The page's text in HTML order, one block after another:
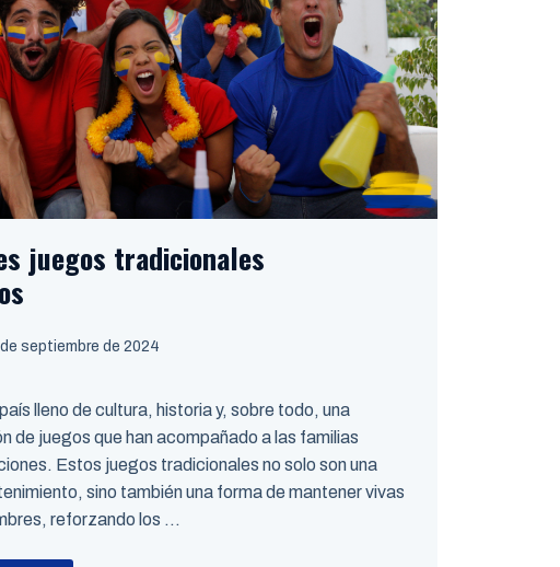
juegos tradicionales
septiembre de 2024
lleno de cultura, historia y, sobre todo, una
de juegos que han acompañado a las familias
Estos juegos tradicionales no solo son una
sino también una forma de mantener vivas
reforzando los ...